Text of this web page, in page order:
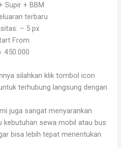
Supir + BBM
terbaru
– 5 px
From
450.000
silahkan klik tombol icon
terhubung langsung dengan
juga sangat menyarankan
kebutuhan sewa mobil atau bus
bisa lebih tepat menentukan